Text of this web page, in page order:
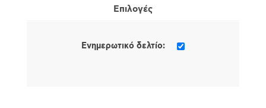
Επιλογές
Ενημερωτικό δελτίο: